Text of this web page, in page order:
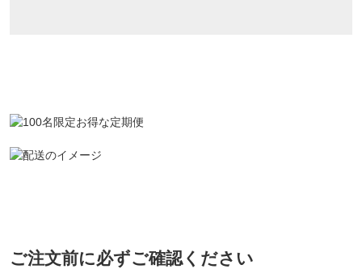
ご注文前に必ずご確認ください